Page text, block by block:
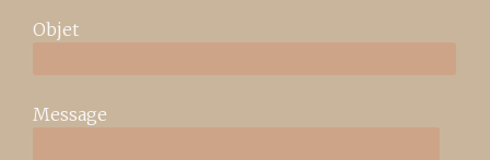
Objet
Message